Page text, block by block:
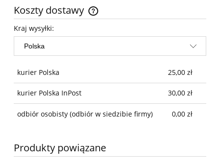
Koszty dostawy
Cena nie zawiera ewentualnych kosztów płatności
Kraj wysyłki:
kurier Polska 25,00 zł
kurier Polska InPost 30,00 zł
odbiór osobisty (odbiór w siedzibie firmy) 0,00 zł
Produkty powiązane